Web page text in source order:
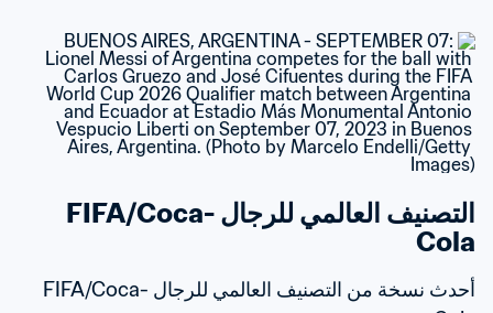
التصنيف العالمي للرجال FIFA/Coca-
Cola
أحدث نسخة من التصنيف العالمي للرجال FIFA/Coca-